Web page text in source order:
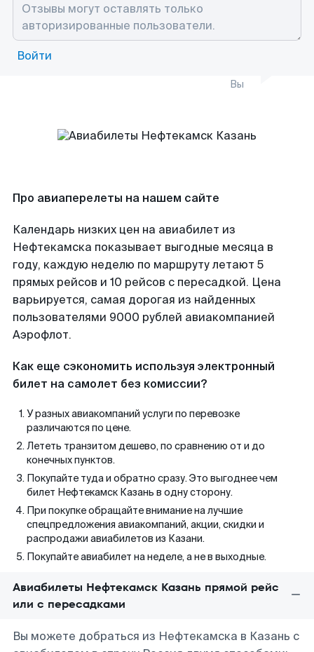
Войти
Вы
Про авиаперелеты на нашем сайте
Календарь низких цен на авиабилет из
Нефтекамска показывает выгодные месяца в
году, каждую неделю по маршруту летают 5
прямых рейсов и 10 рейсов с пересадкой. Цена
варьируется, самая дорогая из найденных
пользователями 9000 рублей авиакомпанией
Аэрофлот.
Как еще сэкономить используя электронный
билет на самолет без комиссии?
У разных авиакомпаний услуги по перевозке
различаются по цене.
Лететь транзитом дешево, по сравнению от и до
конечных пунктов.
Покупайте туда и обратно сразу. Это выгоднее чем
билет Нефтекамск Казань в одну сторону.
При покупке обращайте внимание на лучшие
спецпредложения авиакомпаний, акции, скидки и
распродажи авиабилетов из Казани.
Покупайте авиабилет на неделе, а не в выходные.
Авиабилеты Нефтекамск Казань прямой рейс
или с пересадками
Вы можете добраться из Нефтекамска в Казань с